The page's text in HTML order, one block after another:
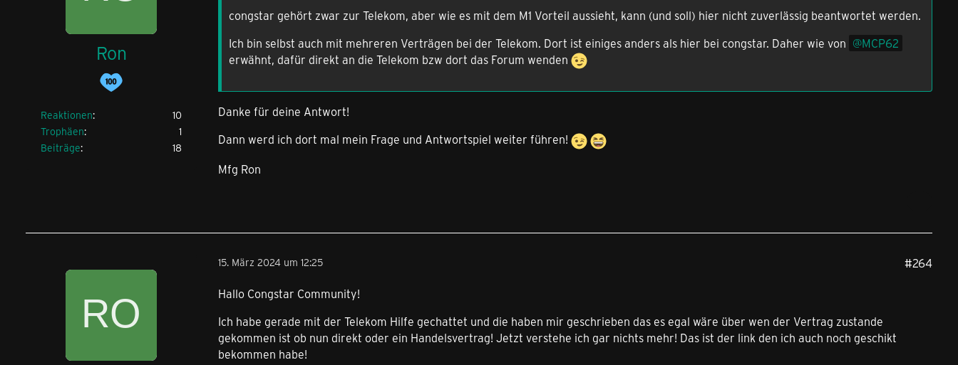
Ron
Reaktionen
10
Trophäen
1
Beiträge
18
congstar gehört zwar zur Telekom, aber wie es mit dem M1 Vorteil aussieht, kann (und soll) hier nicht zuverlässig beantwortet werden.
Ich bin selbst auch mit mehreren Verträgen bei der Telekom. Dort ist einiges anders als hier bei congstar. Daher wie von
MCP62
erwähnt, dafür direkt an die Telekom bzw dort das Forum wenden
Danke für deine Antwort!
Dann werd ich dort mal mein Frage und Antwortspiel weiter führen!
Mfg Ron
15. März 2024 um 12:25 #264
Hallo Congstar Community!
Ich habe gerade mit der Telekom Hilfe gechattet und die haben mir geschrieben das es egal wäre über wen der Vertrag zustande
gekommen ist ob nun direkt oder ein Handelsvertrag! Jetzt verstehe ich gar nichts mehr! Das ist der link den ich auch noch geschikt
bekommen habe!